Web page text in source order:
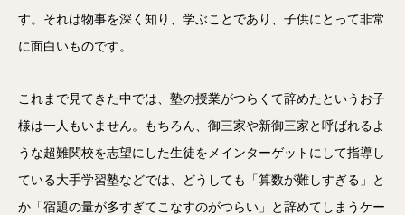
す。それは物事を深く知り、学ぶことであり、子供にとって非常
に面白いものです。
これまで見てきた中では、塾の授業がつらくて辞めたというお子
様は一人もいません。もちろん、御三家や新御三家と呼ばれるよ
うな超難関校を志望にした生徒をメインターゲットにして指導し
ている大手学習塾などでは、どうしても「算数が難しすぎる」と
か「宿題の量が多すぎてこなすのがつらい」と辞めてしまうケー